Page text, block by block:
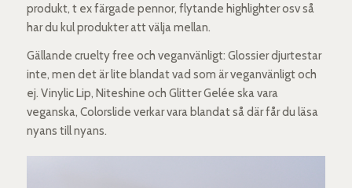
produkt, t ex färgade pennor, flytande highlighter osv så
har du kul produkter att välja mellan.
Gällande cruelty free och veganvänligt: Glossier djurtestar
inte, men det är lite blandat vad som är veganvänligt och
ej. Vinylic Lip, Niteshine och Glitter Gelée ska vara
veganska, Colorslide verkar vara blandat så där får du läsa
nyans till nyans.